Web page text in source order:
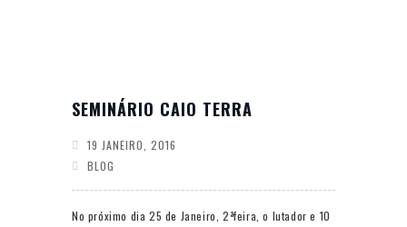
SEMINÁRIO CAIO TERRA
19 JANEIRO, 2016
BLOG
No próximo dia 25 de Janeiro, 2ªfeira, o lutador e 10